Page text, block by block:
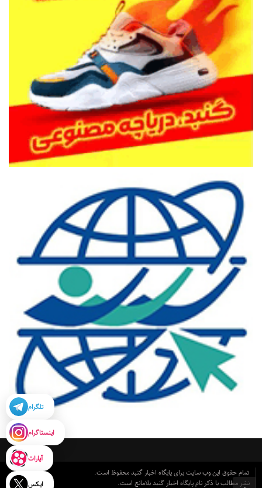
تمام حقوق این وب سایت برای پایگاه اخبار گنبد محفوظ است.
نشر مطالب با ذکر نام پایگاه اخبار گنبد بلامانع است.
تلگرام
اینستاگرام
آپارات
ایکس